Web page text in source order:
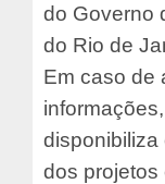
do Governo
do Rio de
Em caso de
disponibiliza
dos projetos